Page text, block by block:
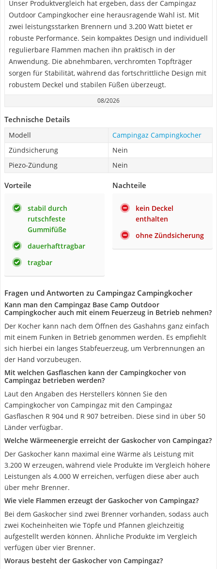
Unser Produktvergleich hat ergeben, dass der Campingaz
Outdoor Campingkocher eine herausragende Wahl ist. Mit
zwei leistungsstarken Brennern und 3.200 Watt bietet er
robuste Performance. Sein kompaktes Design und individuell
regulierbare Flammen machen ihn praktisch in der
Anwendung. Die abnehmbaren, verchromten Topfträger
sorgen für Stabilität, während das fortschrittliche Design mit
robustem Deckel und stabilen Füßen überzeugt.
08/2026
Technische Details
Modell
Campingaz Campingkocher
Zündsicherung
Nein
Piezo-Zündung
Nein
Vorteile
stabil durch
rutschfeste
Gummifüße
dauerhafttragbar
tragbar
Nachteile
kein Deckel
enthalten
ohne Zündsicherung
Fragen und Antworten zu Campingaz Campingkocher
Kann man den Campingaz Base Camp Outdoor
Campingkocher auch mit einem Feuerzeug in Betrieb nehmen?
Der Kocher kann nach dem Öffnen des Gashahns ganz einfach
mit einem Funken in Betrieb genommen werden. Es empfiehlt
sich hierbei ein langes Stabfeuerzeug, um Verbrennungen an
der Hand vorzubeugen.
Mit welchen Gasflaschen kann der Campingkocher von
Campingaz betrieben werden?
Laut den Angaben des Herstellers können Sie den
Campingkocher von Campingaz mit den Campingaz
Gasflaschen R 904 und R 907 betreiben. Diese sind in über 50
Länder verfügbar.
Welche Wärmeenergie erreicht der Gaskocher von Campingaz?
Der Gaskocher kann maximal eine Wärme als Leistung mit
3.200 W erzeugen, während viele Produkte im Vergleich höhere
Leistungen als 4.000 W erreichen, verfügen diese aber auch
über mehr Brenner.
Wie viele Flammen erzeugt der Gaskocher von Campingaz?
Bei dem Gaskocher sind zwei Brenner vorhanden, sodass auch
zwei Kocheinheiten wie Töpfe und Pfannen gleichzeitig
aufgestellt werden können. Ähnliche Produkte im Vergleich
verfügen über vier Brenner.
Woraus besteht der Gaskocher von Campingaz?